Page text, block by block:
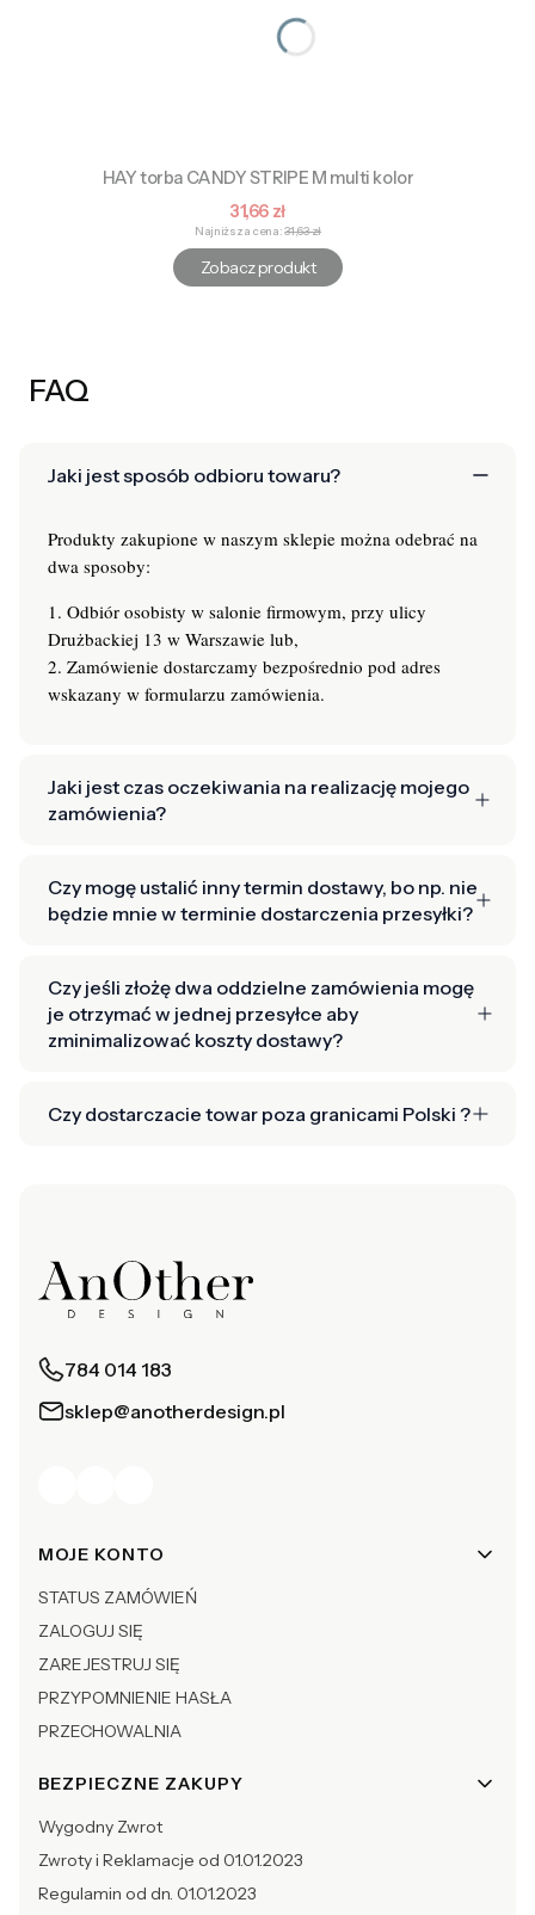
HAY torba CANDY STRIPE M multi kolor
Cena promocyjna
31,66 zł
Najniższa cena: 31,63 zł
Zobacz produkt
FAQ
Jaki jest sposób odbioru towaru?
Produkty zakupione w naszym sklepie można odebrać na
dwa sposoby:
1. Odbiór osobisty w salonie firmowym, przy ulicy
Drużbackiej 13 w Warszawie lub,
2. Zamówienie dostarczamy bezpośrednio pod adres
wskazany w formularzu zamówienia.
Jaki jest czas oczekiwania na realizację mojego
zamówienia?
Czy mogę ustalić inny termin dostawy, bo np. nie
będzie mnie w terminie dostarczenia przesyłki?
Czy jeśli złożę dwa oddzielne zamówienia mogę
je otrzymać w jednej przesyłce aby
zminimalizować koszty dostawy?
Czy dostarczacie towar poza granicami Polski ?
784 014 183
sklep@anotherdesign.pl
Linki w stopce
MOJE KONTO
STATUS ZAMÓWIEŃ
ZALOGUJ SIĘ
ZAREJESTRUJ SIĘ
PRZYPOMNIENIE HASŁA
PRZECHOWALNIA
BEZPIECZNE ZAKUPY
Wygodny Zwrot
Zwroty i Reklamacje od 01.01.2023
Regulamin od dn. 01.01.2023